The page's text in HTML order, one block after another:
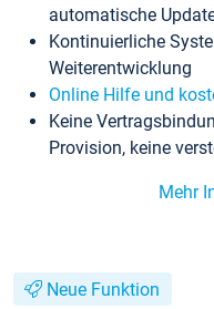
automatische
Kontinuierliche
Weiterentwicklung
Online Hilfe und
Keine
Provision, keine
Mehr
Neue Funktion